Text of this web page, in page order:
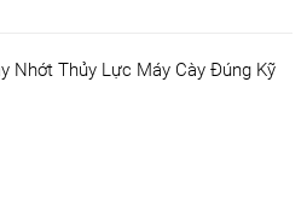
Nhớt Thủy Lực Máy Cày Đúng Kỹ